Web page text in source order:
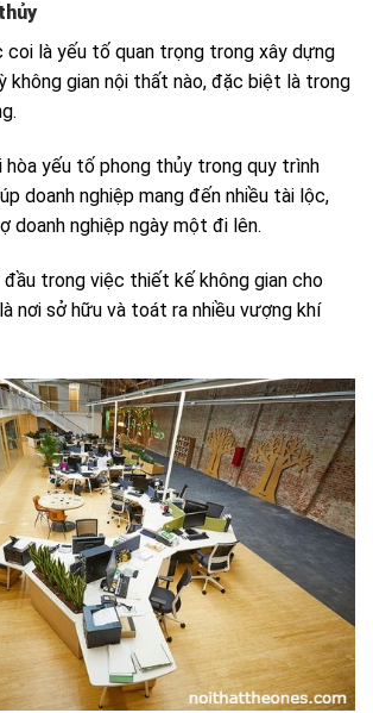
coi là yếu tố quan trọng trong xây dựng
không gian nội thất nào, đặc biệt là trong
hòa yếu tố phong thủy trong quy trình
doanh nghiệp mang đến nhiều tài lộc,
doanh nghiệp ngày một đi lên.
đầu trong việc thiết kế không gian cho
nơi sở hữu và toát ra nhiều vượng khí